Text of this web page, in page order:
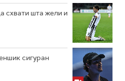
схвати шта жели и
сигуран